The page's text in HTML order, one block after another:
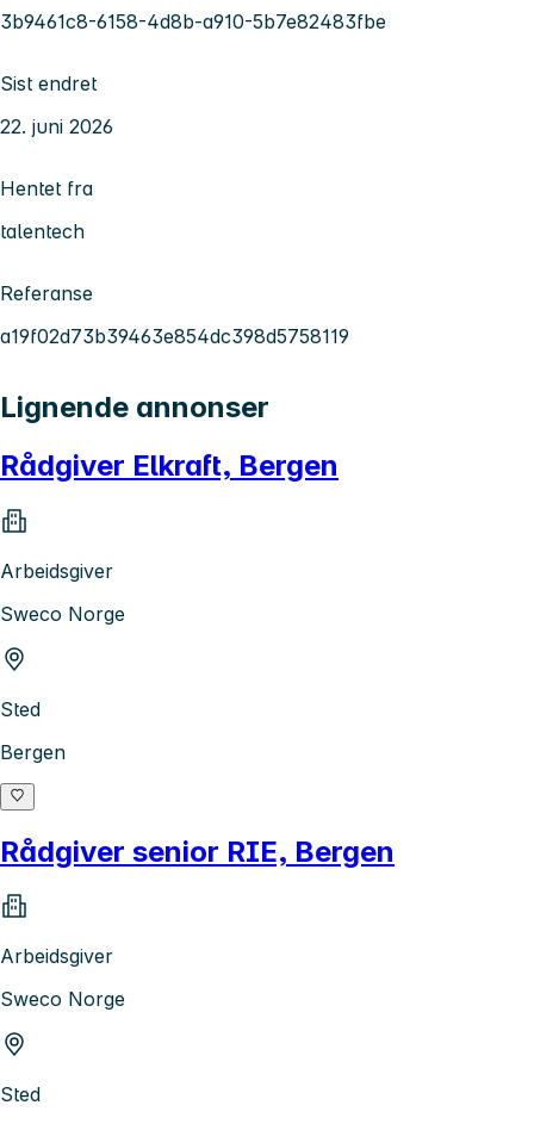
3b9461c8-6158-4d8b-a910-5b7e82483fbe
Sist endret
22. juni 2026
Hentet fra
talentech
Referanse
a19f02d73b39463e854dc398d5758119
Lignende annonser
Rådgiver Elkraft, Bergen
Arbeidsgiver
Sweco Norge
Sted
Bergen
Rådgiver senior RIE, Bergen
Arbeidsgiver
Sweco Norge
Sted